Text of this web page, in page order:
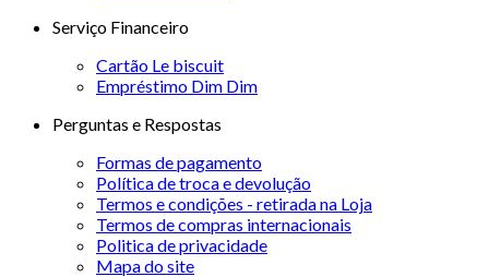
Serviço Financeiro
Cartão Le biscuit
Empréstimo Dim Dim
Perguntas e Respostas
Formas de pagamento
Política de troca e devolução
Termos e condições - retirada na Loja
Termos de compras internacionais
Politica de privacidade
Mapa do site